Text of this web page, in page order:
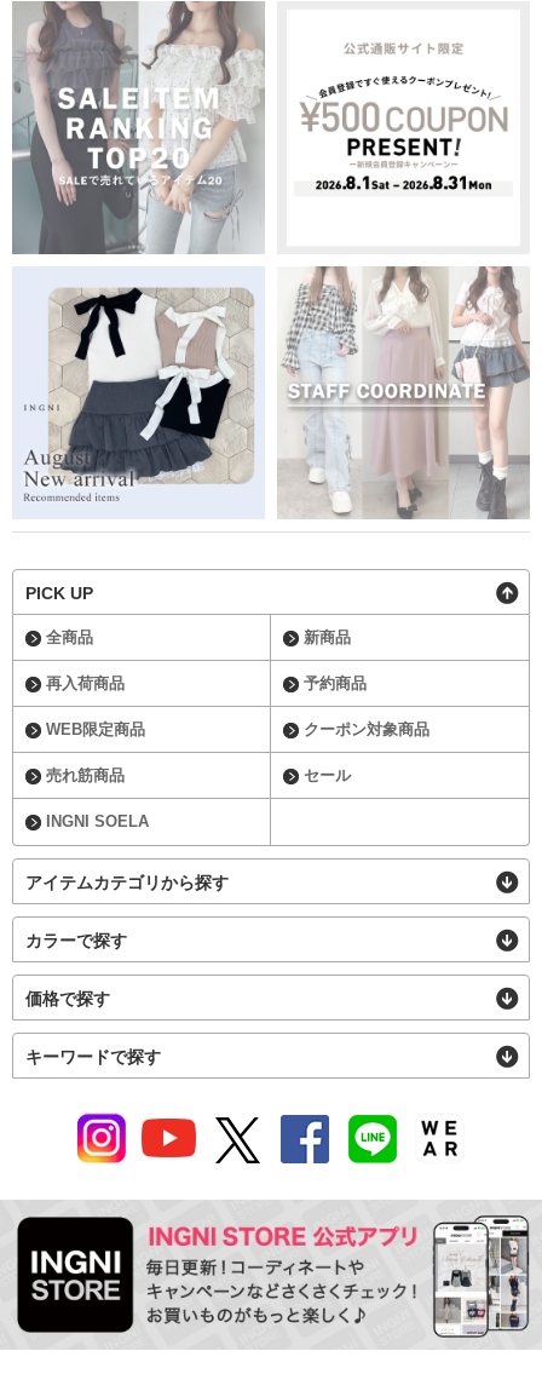
PICK UP
全商品 新商品
再入荷商品 予約商品
WEB限定商品 クーポン対象商品
売れ筋商品 セール
INGNI SOELA
アイテムカテゴリから探す
カラーで探す
価格で探す
キーワードで探す